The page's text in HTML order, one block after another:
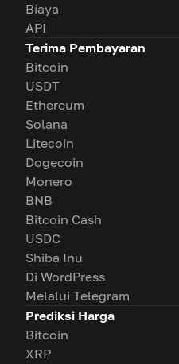
Biaya
API
Terima Pembayaran
Bitcoin
USDT
Ethereum
Solana
Litecoin
Dogecoin
Monero
BNB
Bitcoin Cash
USDC
Shiba Inu
Di WordPress
Melalui Telegram
Prediksi Harga
Bitcoin
XRP